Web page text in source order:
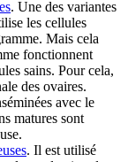
. Une des variantes
les cellules
Mais cela
fonctionnent
sains. Pour cela,
des ovaires.
avec le
matures sont
. Il est utilisé